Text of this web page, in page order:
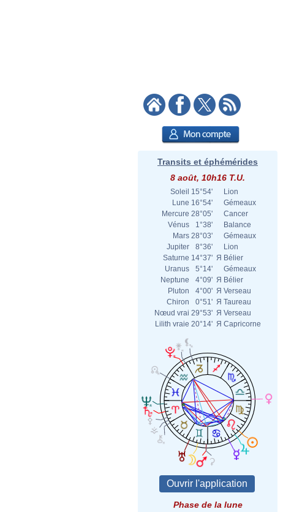
Transits et éphémérides
8 août, 10h16 T.U.
Soleil 15°54'
Lion
Lune 16°54'
Gémeaux
Mercure 28°05'
Cancer
Vénus
1°38'
Balance
Mars 28°03'
Gémeaux
Jupiter
8°36'
Lion
Saturne 14°37' Я Bélier
Uranus
5°14'
Gémeaux
Neptune
4°09' Я Bélier
Pluton
4°00' Я Verseau
Chiron
0°51' Я Taureau
Nœud vrai 29°53' Я Verseau
Lilith vraie 20°14' Я Capricorne
Phase de la lune